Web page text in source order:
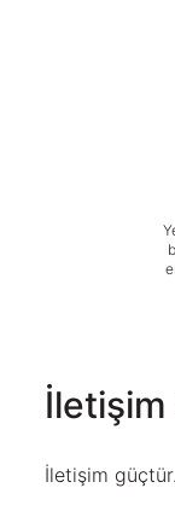
İletişim